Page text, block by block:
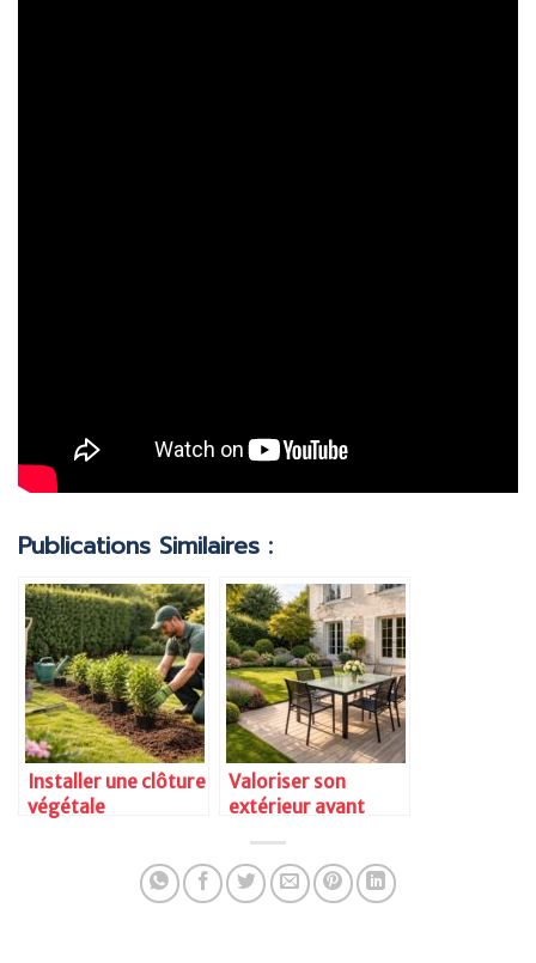
Publications Similaires :
Installer une clôture
végétale
Valoriser son
extérieur avant